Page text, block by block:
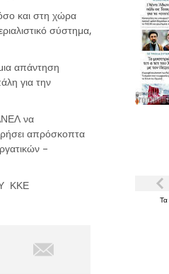
όσο και στη χώρα
σύστημα,
απάντηση
για την
να
απρόσκοπτα
–
ΚΚΕ
Τα